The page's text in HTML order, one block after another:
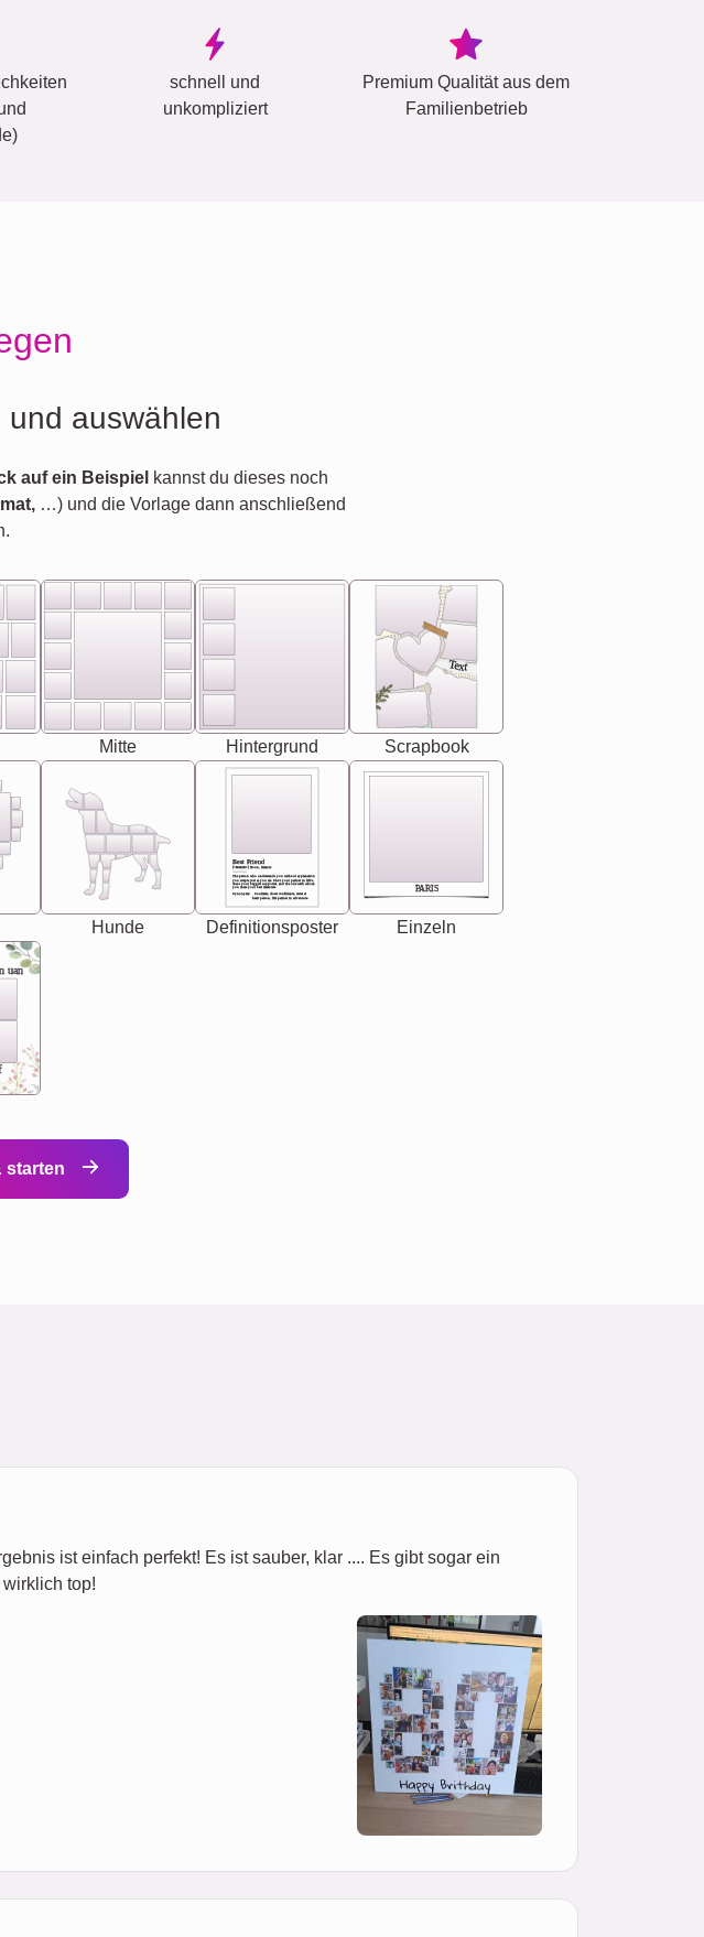
schnell und
unkompliziert
Premium Qualität aus dem
Familienbetrieb
auswählen
auf ein Beispiel kannst du dieses noch
…) und die Vorlage dann anschließend
Mitte Hintergrund
Text
Scrapbook
Hunde
Best Friend
[<NAME>] Noun, feminie
Synonyms: Soulmate, closet confidante, sister at
heart person, life partner in adventure.
The person who understands you without explanation
you accepts just as you are. She's your partner in life's,
chaos your biggest supporter, and the one with whom
you share your best memories.
Definitionsposter
PARIS
Einzeln
uan
starten
ist einfach perfekt! Es ist sauber, klar .... Es gibt sogar ein
top!